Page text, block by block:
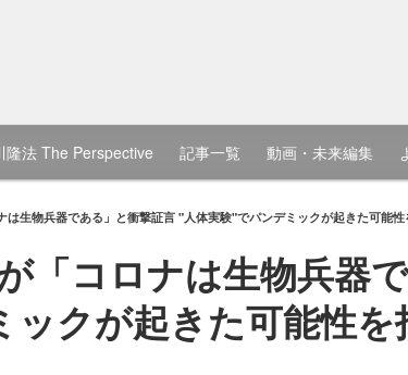
隆法 The Perspective 記事一覧 動画・未来編集
は生物兵器である」と衝撃証言 "人体実験"でパンデミックが起きた可能性
「コロナは生物兵器
クが起きた可能性を